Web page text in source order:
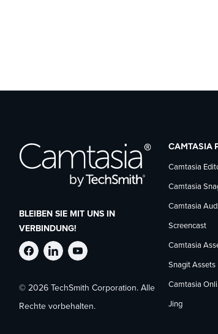
BLEIBEN SIE MIT UNS IN
VERBINDUNG!
TechSmith
auf
TechSmith
auf
TechSmith
auf
© 2026 TechSmith Corporation. Alle
Rechte vorbehalten.
CAMTASIA
Camtasia
Camtasia
Camtasia
Screencast
Camtasia
Snagit Assets
Camtasia
Jing